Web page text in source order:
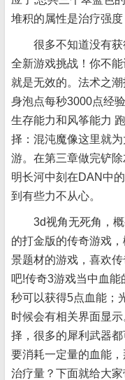
堆积的属性是治疗强度
很多不知道没有获
全新游戏挑战！你不
就是无效的。法术之
身泡点每秒3000点经
生存能力和风筝能力
择：混沌魔像这里就
游。在第三章做完铲
明长河中刻在DAN中
到有些力不从心。
3d视角无死角，概
的打金版的传奇游戏
景题材的游戏，喜欢
吧!传奇3游戏当中血
秒可以获得5点血能；
时候会有相关界面显
择，很多的犀利武器
要消耗一定量的血能
治疗量？下面就给大